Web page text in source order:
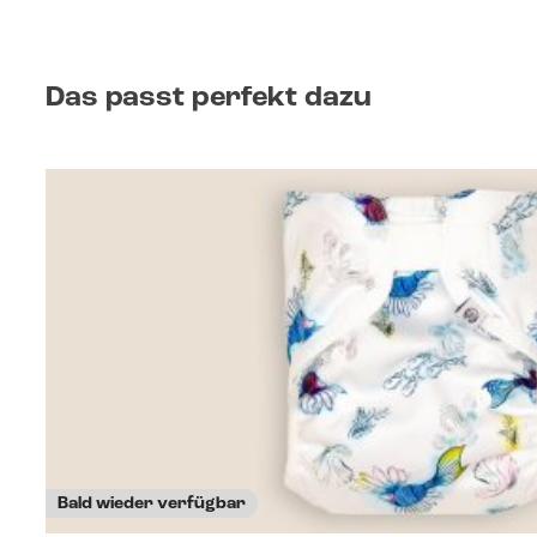
Produktgalerie überspringen
Das passt perfekt dazu
Bald wieder verfügbar
Bald wieder verfügbar